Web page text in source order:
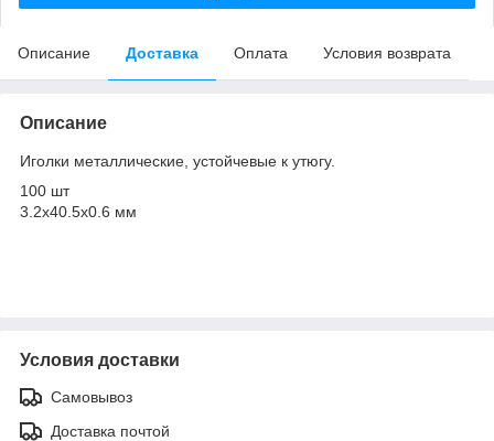
Описание Доставка Оплата Условия возврата
Описание
Иголки металлические, устойчевые к утюгу.
100 шт
3.2x40.5x0.6 мм
Условия доставки
Самовывоз
Доставка почтой